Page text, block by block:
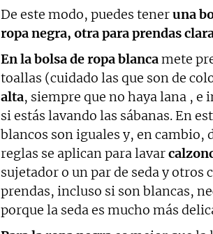
De este modo, puedes teneruna
ropa negra, otra para prendas
En la bolsa de ropa blancamete
toallas (cuidado las que son de
alta, siempre que no haya lana , e
si estás lavando las sábanas. En
blancos son iguales y, en cambio,
reglas se aplican para lavar
sujetador o un par de seda y otros
prendas, incluso si son blancas,
porque la seda es mucho más